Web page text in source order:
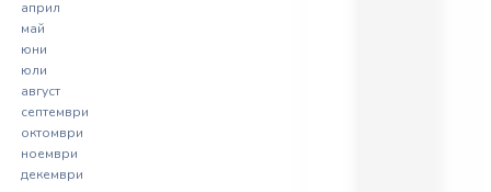
април
май
юни
юли
август
септември
октомври
ноември
декември